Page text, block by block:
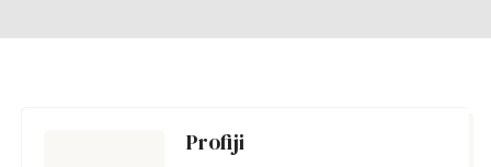
Profiji